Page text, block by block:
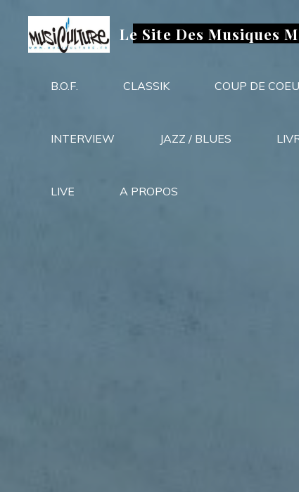
contenu
Le Site Des Musiques
B.O.F. CLASSIK COUP DE
INTERVIEW JAZZ / BLUES
LIVE A PROPOS